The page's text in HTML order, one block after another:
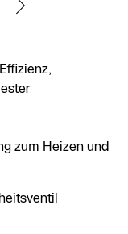
zum Heizen und